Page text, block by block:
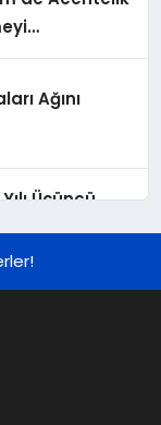
Ağını
Üçüncü
Kâr ve